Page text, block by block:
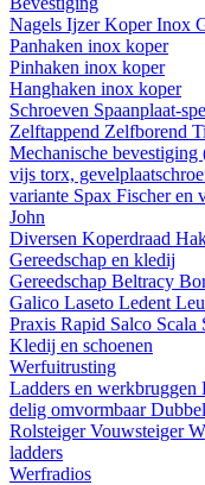
Nagels IjzerKoperInox
Panhaken inox koper
Pinhaken inox koper
Hanghaken inox koper
Schroeven Spaanplaat-
Zelftappend Zelfborend
Mechanische
vijs torx,
variante Spax Fischer en
John
Diversen Koperdraad
Gereedschap en kledij
Gereedschap Beltracy
Galico Laseto Ledent
Praxis Rapid Salco Scala
Kledij en schoenen
Werfuitrusting
Ladders en werkbruggen
delig omvormbaar
RolsteigerVouwsteiger
ladders
Werfradios